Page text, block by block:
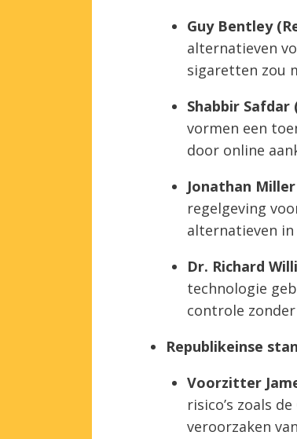
Guy Bentley
alternatieven
sigaretten zou
Shabbir
vormen een
door online
Jonathan
regelgeving
alternatieven
Dr. Richard
technologie
controle
Republikeinse
Voorzitter
risico’s zoals
veroorzaken